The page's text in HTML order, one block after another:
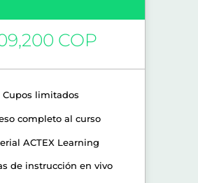
COP
Cupos limitados
completo al curso
ACTEX Learning
de instrucción en vivo